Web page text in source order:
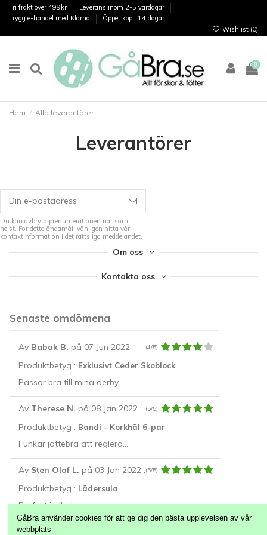
Fri frakt över 499kr
Leverans inom 2-5 vardagar
Trygg e-handel med Klarna
Öppet köp i 14 dagar
Wishlist (0)
0
Hem Alla leverantörer
Leverantörer
Du kan avbryta prenumerationen när som
helst. För detta ändamål, vänligen hitta vår
kontaktinformation i det rättsliga meddelandet.
Om oss
Kontakta oss
Senaste omdömena
Av Babak B. på 07 Jun 2022: (4/5)
Produktbetyg : Exklusivt Ceder Skoblock
Passar bra till mina derby...
Av Therese N. på 08 Jan 2022: (5/5)
Produktbetyg : Bandi - Korkhäl 6-par
Funkar jättebra att reglera...
Av Sten Olof L. på 03 Jan 2022:(5/5)
Produktbetyg : Lädersula
Perfekt i alla typer av...
GåBra använder cookies för att ge dig den bästa upplevelsen av vår
webbplats